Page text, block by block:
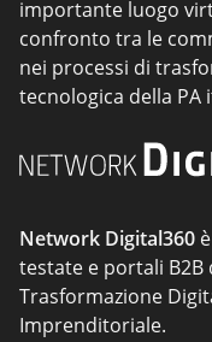
importante luogo
confronto tra le
nei processi di
tecnologica della PA
Network Digital360
testate e portali B2B
Trasformazione
Imprenditoriale.